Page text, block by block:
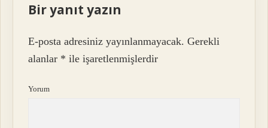
Bir yanıt yazın
E-posta adresiniz yayınlanmayacak. Gerekli
alanlar * ile işaretlenmişlerdir
Yorum